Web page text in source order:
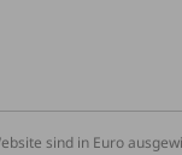
sind in Euro